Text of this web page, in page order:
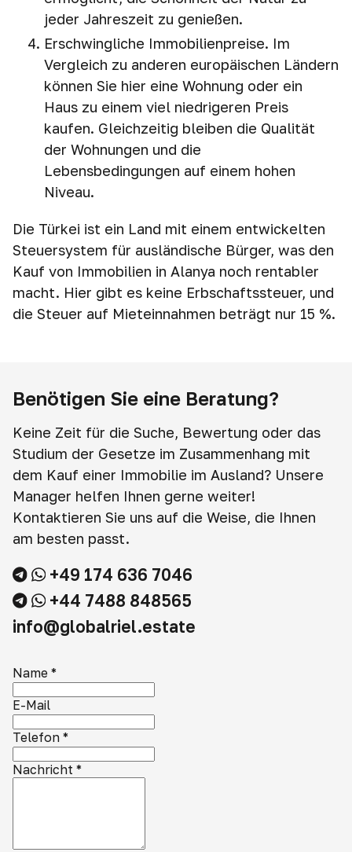
jeder Jahreszeit zu genießen.
Erschwingliche Immobilienpreise. Im
Vergleich zu anderen europäischen Ländern
können Sie hier eine Wohnung oder ein
Haus zu einem viel niedrigeren Preis
kaufen. Gleichzeitig bleiben die Qualität
der Wohnungen und die
Lebensbedingungen auf einem hohen
Niveau.
Die Türkei ist ein Land mit einem entwickelten
Steuersystem für ausländische Bürger, was den
Kauf von Immobilien in Alanya noch rentabler
macht. Hier gibt es keine Erbschaftssteuer, und
die Steuer auf Mieteinnahmen beträgt nur 15 %.
Benötigen Sie eine Beratung?
Keine Zeit für die Suche, Bewertung oder das
Studium der Gesetze im Zusammenhang mit
dem Kauf einer Immobilie im Ausland? Unsere
Manager helfen Ihnen gerne weiter!
Kontaktieren Sie uns auf die Weise, die Ihnen
am besten passt.
+49 174 636 7046
+44 7488 848565
info@globalriel.estate
Name *
E-Mail
Telefon *
Nachricht *